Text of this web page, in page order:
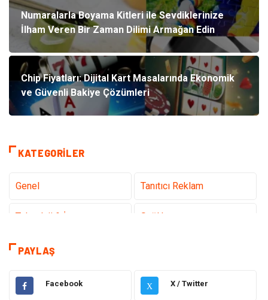
Numaralarla Boyama Kitleri ile Sevdiklerinize
İlham Veren Bir Zaman Dilimi Armağan Edin
Chip Fiyatları: Dijital Kart Masalarında Ekonomik
ve Güvenli Bakiye Çözümleri
KATEGORILER
Genel Tanıtıcı Reklam
Teknoloji & İnternet Sağlık
teknoloji
Hukuk Giyim
PAYLAŞ
Facebook X X / Twitter